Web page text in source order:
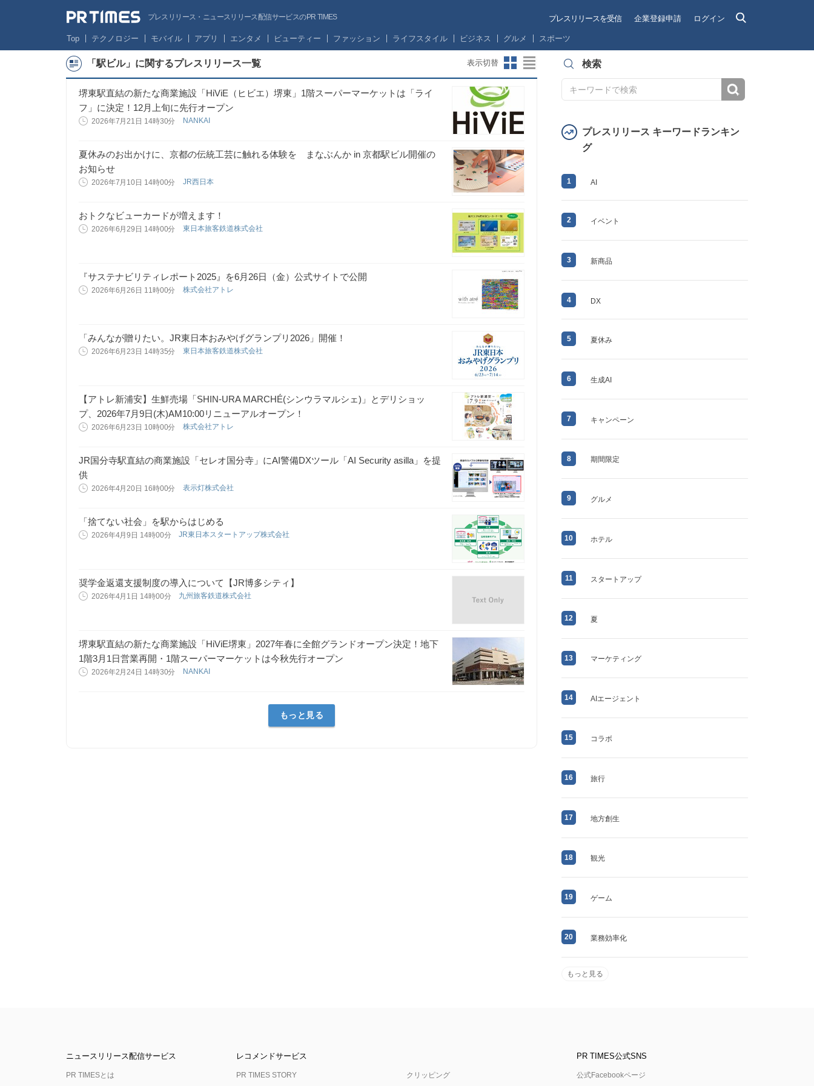
プレスリリース・ニュースリリース配信サービスのPR TIMES プレスリリースを受信 企業登録申請 ログイン
Top テクノロジー モバイル アプリ エンタメ ビューティー ファッション ライフスタイル ビジネス グルメ スポーツ
「駅ビル」に関するプレスリリース一覧 表示切替
堺東駅直結の新たな商業施設「HiViE（ヒビエ）堺東」1階スーパーマーケットは「ライ
フ」に決定！12月上旬に先行オープン
2026年7月21日 14時30分 NANKAI
夏休みのお出かけに、京都の伝統工芸に触れる体験を まなぶんか in 京都駅ビル開催の
お知らせ
2026年7月10日 14時00分 JR西日本
おトクなビューカードが増えます！
2026年6月29日 14時00分 東日本旅客鉄道株式会社
『サステナビリティレポート2025』を6月26日（金）公式サイトで公開
2026年6月26日 11時00分 株式会社アトレ
「みんなが贈りたい。JR東日本おみやげグランプリ2026」開催！
2026年6月23日 14時35分 東日本旅客鉄道株式会社
【アトレ新浦安】生鮮売場「SHIN-URA MARCHÉ(シンウラマルシェ)」とデリショッ
プ、2026年7月9日(木)AM10:00リニューアルオープン！
2026年6月23日 10時00分 株式会社アトレ
JR国分寺駅直結の商業施設「セレオ国分寺」にAI警備DXツール「AI Security asilla」を提
供
2026年4月20日 16時00分 表示灯株式会社
「捨てない社会」を駅からはじめる
2026年4月9日 14時00分 JR東日本スタートアップ株式会社
奨学金返還支援制度の導入について【JR博多シティ】
2026年4月1日 14時00分 九州旅客鉄道株式会社
堺東駅直結の新たな商業施設「HiViE堺東」2027年春に全館グランドオープン決定！地下
1階3月1日営業再開・1階スーパーマーケットは今秋先行オープン
2026年2月24日 14時30分 NANKAI
もっと見る
検索
プレスリリース キーワードランキン
グ
1 AI
2 イベント
3 新商品
4 DX
5 夏休み
6 生成AI
7 キャンペーン
8 期間限定
9 グルメ
10 ホテル
11 スタートアップ
12 夏
13 マーケティング
14 AIエージェント
15 コラボ
16 旅行
17 地方創生
18 観光
19 ゲーム
20 業務効率化
もっと見る
ニュースリリース配信サービス
PR TIMESとは
レコメンドサービス
PR TIMES STORY クリッピング
PR TIMES公式SNS
公式Facebookページ